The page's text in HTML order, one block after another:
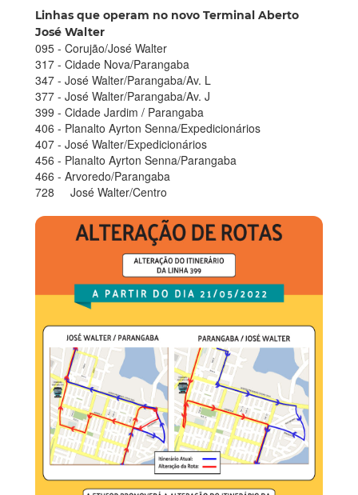
Linhas que operam no novo Terminal Aberto
José Walter
095 - Corujão/José Walter
317 - Cidade Nova/Parangaba
347 - José Walter/Parangaba/Av. L
377 - José Walter/Parangaba/Av. J
399 - Cidade Jardim / Parangaba
406 - Planalto Ayrton Senna/Expedicionários
407 - José Walter/Expedicionários
456 - Planalto Ayrton Senna/Parangaba
466 - Arvoredo/Parangaba
728 José Walter/Centro